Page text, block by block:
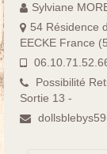
Sylviane
54 Résidence
EECKE France
Possibilité
Sortie 13 -